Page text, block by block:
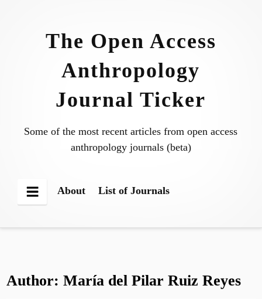
The Open Access
Anthropology
Journal Ticker
Some of the most recent articles from open access
anthropology journals (beta)
Menu
About List of Journals
Author:María del Pilar Ruiz Reyes